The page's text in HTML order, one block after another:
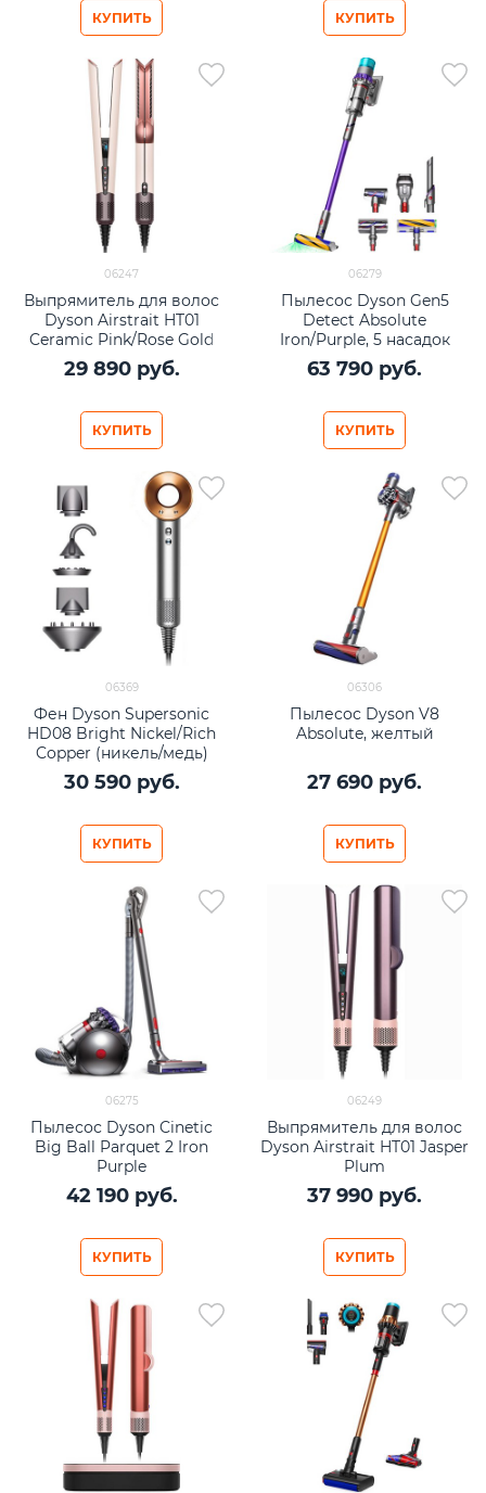
КУПИТЬ КУПИТЬ
06247
Выпрямитель для волос
Dyson Airstrait HT01
Ceramic Pink/Rose Gold
(розовое золото)
29 890 руб.
КУПИТЬ
06279
Пылесос Dyson Gen5
Detect Absolute
Iron/Purple, 5 насадок
63 790 руб.
КУПИТЬ
06369
Фен Dyson Supersonic
HD08 Bright Nickel/Rich
Copper (никель/медь)
30 590 руб.
КУПИТЬ
06306
Пылесос Dyson V8
Absolute, желтый
27 690 руб.
КУПИТЬ
06275
Пылесос Dyson Cinetic
Big Ball Parquet 2 Iron
Purple
42 190 руб.
КУПИТЬ
06249
Выпрямитель для волос
Dyson Airstrait HT01 Jasper
Plum
37 990 руб.
КУПИТЬ